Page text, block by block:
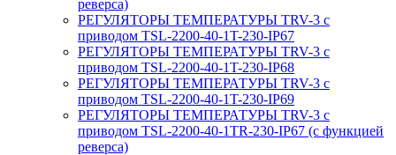
реверса)
РЕГУЛЯТОРЫ ТЕМПЕРАТУРЫ TRV-3 с
приводом TSL-2200-40-1T-230-IP67
РЕГУЛЯТОРЫ ТЕМПЕРАТУРЫ TRV-3 с
приводом TSL-2200-40-1T-230-IP68
РЕГУЛЯТОРЫ ТЕМПЕРАТУРЫ TRV-3 с
приводом TSL-2200-40-1T-230-IP69
РЕГУЛЯТОРЫ ТЕМПЕРАТУРЫ TRV-3 с
приводом TSL-2200-40-1TR-230-IP67 (с функцией
реверса)